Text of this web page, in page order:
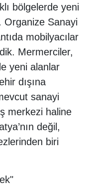
bölgelerde yeni
Organize Sanayi
mobilyacılar
Mermerciler,
yeni alanlar
dışına
sanayi
merkezi haline
değil,
biri